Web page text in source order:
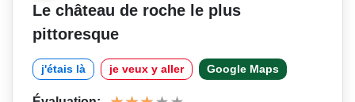
Le château de roche le plus
pittoresque
j'étais là je veux y aller Google Maps